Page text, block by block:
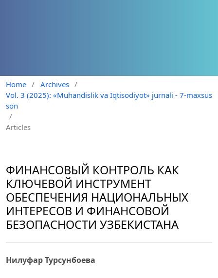
Home / Archives /
Vol. 3 (2025): «Muhandislik va Iqtisodiyot» jurnali - 7-maxsus
son
/
Articles
ФИНАНСОВЫЙ КОНТРОЛЬ КАК
КЛЮЧЕВОЙ ИНСТРУМЕНТ
ОБЕСПЕЧЕНИЯ НАЦИОНАЛЬНЫХ
ИНТЕРЕСОВ И ФИНАНСОВОЙ
БЕЗОПАСНОСТИ УЗБЕКИСТАНА
Нилуфар Турсунбоева